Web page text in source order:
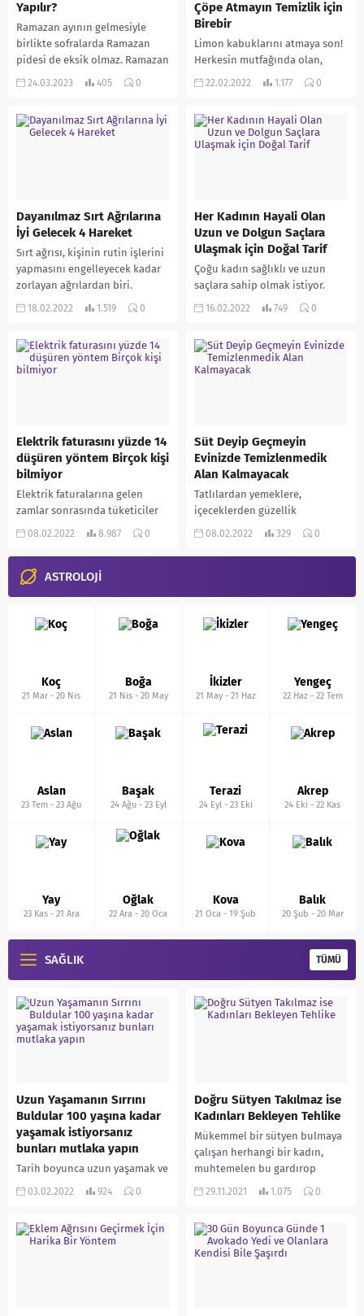
Yapılır?
Ramazan ayının gelmesiyle
birlikte sofralarda Ramazan
pidesi de eksik olmaz. Ramazan
pidesi, Türk mutfağının en
24.03.2023 405 0
Çöpe Atmayın Temizlik için
Birebir
Limon kabuklarını atmaya son!
Herkesin mutfağında olan,
yemeklerde, salatalarda,
kabuklarını temizlik yaparken...
22.02.2022 1.177 0
Dayanılmaz Sırt Ağrılarına
İyi Gelecek 4 Hareket
Sırt ağrısı, kişinin rutin işlerini
yapmasını engelleyecek kadar
zorlayan ağrılardan biri.
Genellikle hareketsiz bir yaşam
18.02.2022 1.519 0
Her Kadının Hayali Olan
Uzun ve Dolgun Saçlara
Ulaşmak için Doğal Tarif
Çoğu kadın sağlıklı ve uzun
saçlara sahip olmak istiyor.
Kimi zaman yüksek ısı
kullanılması...
16.02.2022 749 0
Elektrik faturasını yüzde 14
düşüren yöntem Birçok kişi
bilmiyor
Elektrik faturalarına gelen
zamlar sonrasında tüketiciler
tasarruf etmenin yollarını
yeniden hatırlanırken
uzmanlardan faturaları
08.02.2022 8.987 0
Süt Deyip Geçmeyin
Evinizde Temizlenmedik
Alan Kalmayacak
Tatlılardan yemeklere,
içeceklerden güzellik
malzemelerine kadar pek çok
sütün kullanım alanları
08.02.2022 329 0
ASTROLOJİ
Koç
21 Mar -20 Nis
Boğa
21 Nis- 20 May
İkizler
21 May- 21 Haz
Yengeç
22 Haz- 22 Tem
Aslan
23 Tem -23 Ağu
Başak
24 Ağu- 23 Eyl
Terazi
24 Eyl- 23 Eki
Akrep
24 Eki -22 Kas
Yay
23 Kas- 21 Ara
Oğlak
22 Ara -20 Oca
Kova
21 Oca -19 Şub
Balık
20 Şub - 20 Mar
SAĞLIK TÜMÜ
Uzun Yaşamanın Sırrını
Buldular 100 yaşına kadar
yaşamak istiyorsanız
bunları mutlaka yapın
Tarih boyunca uzun yaşamak ve
genç kalmak insanlığın en
yaşamla ilgili yapılan...
03.02.2022 924 0
Doğru Sütyen Takılmaz ise
Kadınları Bekleyen Tehlike
Mükemmel bir sütyen bulmaya
çalışan herhangi bir kadın,
muhtemelen bu gardırop
öğesinin kaç çeşit ve
29.11.2021 1.075 0